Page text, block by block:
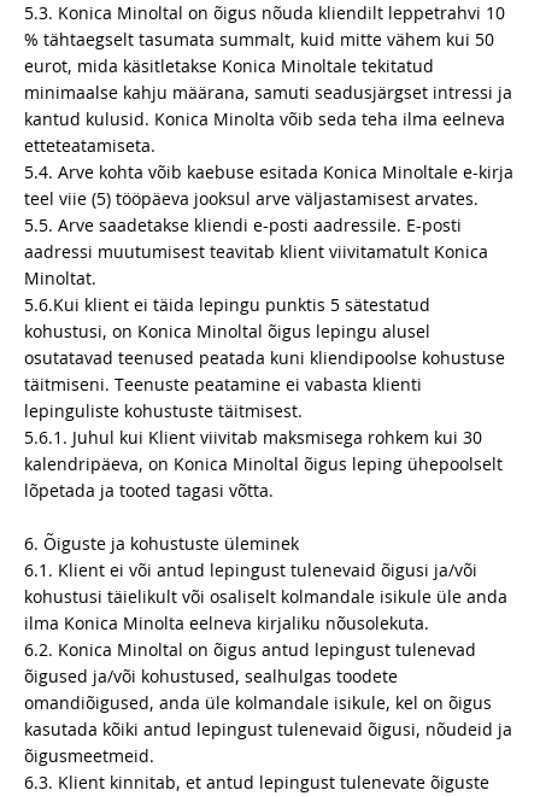
5.3. Konica Minoltal on õigus nõuda kliendilt leppetrahvi 10
% tähtaegselt tasumata summalt, kuid mitte vähem kui 50
eurot, mida käsitletakse Konica Minoltale tekitatud
minimaalse kahju määrana, samuti seadusjärgset intressi ja
kantud kulusid. Konica Minolta võib seda teha ilma eelneva
etteteatamiseta.
5.4. Arve kohta võib kaebuse esitada Konica Minoltale e-kirja
teel viie (5) tööpäeva jooksul arve väljastamisest arvates.
5.5. Arve saadetakse kliendi e-posti aadressile. E-posti
aadressi muutumisest teavitab klient viivitamatult Konica
Minoltat.
5.6.Kui klient ei täida lepingu punktis 5 sätestatud
kohustusi, on Konica Minoltal õigus lepingu alusel
osutatavad teenused peatada kuni kliendipoolse kohustuse
täitmiseni. Teenuste peatamine ei vabasta klienti
lepinguliste kohustuste täitmisest.
5.6.1. Juhul kui Klient viivitab maksmisega rohkem kui 30
kalendripäeva, on Konica Minoltal õigus leping ühepoolselt
lõpetada ja tooted tagasi võtta.
6. Õiguste ja kohustuste üleminek
6.1. Klient ei või antud lepingust tulenevaid õigusi ja/või
kohustusi täielikult või osaliselt kolmandale isikule üle anda
ilma Konica Minolta eelneva kirjaliku nõusolekuta.
6.2. Konica Minoltal on õigus antud lepingust tulenevad
õigused ja/või kohustused, sealhulgas toodete
omandiõigused, anda üle kolmandale isikule, kel on õigus
kasutada kõiki antud lepingust tulenevaid õigusi, nõudeid ja
õigusmeetmeid.
6.3. Klient kinnitab, et antud lepingust tulenevate õiguste